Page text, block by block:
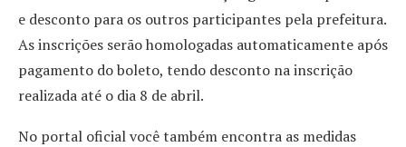
e desconto para os outros participantes pela prefeitura.
As inscrições serão homologadas automaticamente após
pagamento do boleto, tendo desconto na inscrição
realizada até o dia 8 de abril.
No portal oficial você também encontra as medidas